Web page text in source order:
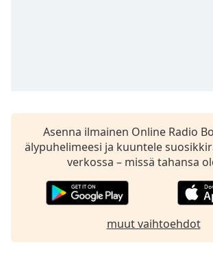
Opacity
Text
Asenna ilmainen Online Radio
älypuhelimeesi ja kuuntele
verkossa – missä tahansa
muut vaihtoehdot